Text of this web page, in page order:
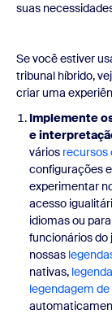
suas
Se você estiver
tribunal híbrido,
criar uma
Implemente
e
vários recursos
configurações
experimentar
acesso
idiomas ou
funcionários
nossas
nativas,
legendagem